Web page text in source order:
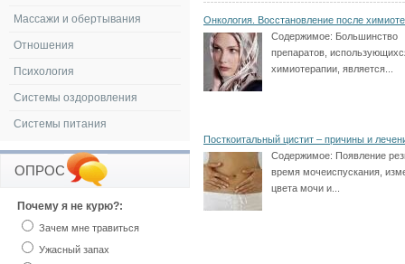
Онкология. Восстановление после
Содержимое: Большинство
препаратов,
химиотерапии, является...
Посткоитальный цистит – причины и
Содержимое: Появление
время мочеиспускания,
цвета мочи и...
Массажи и обертывания
Отношения
Психология
Системы оздоровления
Системы питания
ОПРОС
Почему я не курю?:
Зачем мне травиться
Ужасный запах